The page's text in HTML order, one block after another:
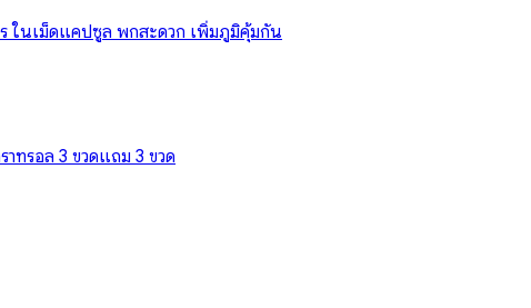
ในเม็ดแคปซูล พกสะดวก เพิ่มภูมิคุ้มกัน
ทรอล 3 ขวดแถม 3 ขวด